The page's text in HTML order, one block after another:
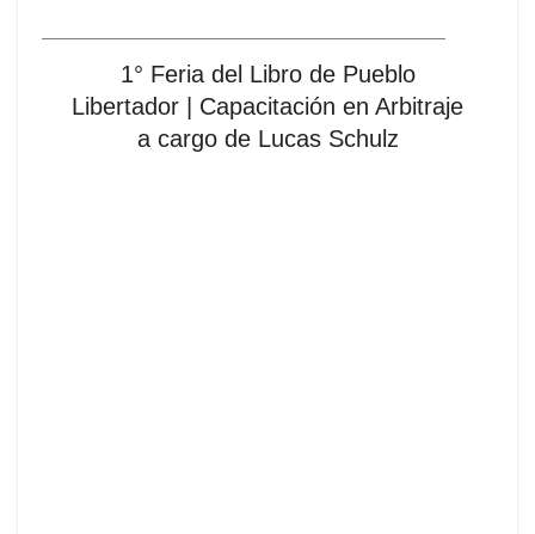
1° Feria del Libro de Pueblo
Libertador | Capacitación en Arbitraje
a cargo de Lucas Schulz